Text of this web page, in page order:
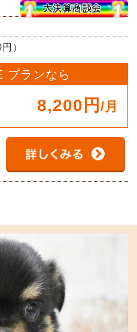
）
プランなら
8,200円 /月